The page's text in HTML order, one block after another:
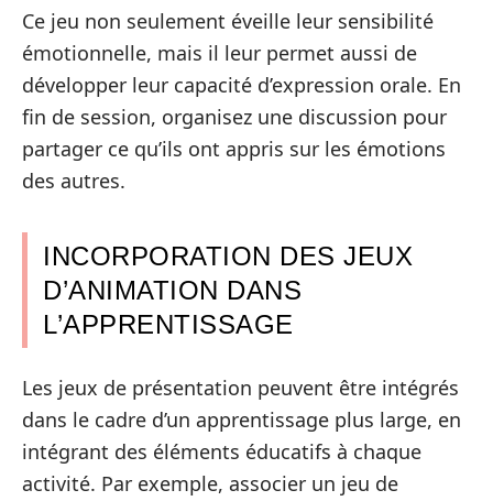
Ce jeu non seulement éveille leur sensibilité
émotionnelle, mais il leur permet aussi de
développer leur capacité d’expression orale. En
fin de session, organisez une discussion pour
partager ce qu’ils ont appris sur les émotions
des autres.
INCORPORATION DES JEUX
D’ANIMATION DANS
L’APPRENTISSAGE
Les jeux de présentation peuvent être intégrés
dans le cadre d’un apprentissage plus large, en
intégrant des éléments éducatifs à chaque
activité. Par exemple, associer un jeu de